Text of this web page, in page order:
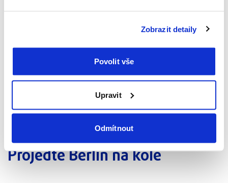
Zobrazit detaily
Povolit vše
Upravit
Odmítnout
zahrnuje všechny druhy přepravy včetně sdílených kol a aut.
V této aplikaci si také koupíte jízdenku na MHD. Využít lze
samozřejmě i automaty ve všech stanicích. Platit lze vždy
mincemi i kartou. V Berlíně funguje také Uber, jako
alternativa ke klasickým taxi službám.
Projeďte Berlín na kole